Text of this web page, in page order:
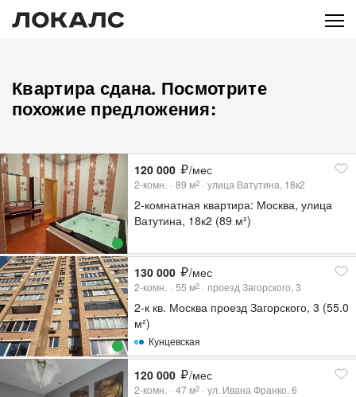
Квартира сдана. Посмотрите
похожие предложения:
120 000 /мес
2-комн. 89 м2 улица Ватутина, 18к2
2-комнатная квартира: Москва, улица
Ватутина, 18к2 (89 м²)
130 000 /мес
2-комн. 55 м2 проезд Загорского, 3
2-к кв. Москва проезд Загорского, 3 (55.0
м²)
Кунцевская
120 000 /мес
2-комн. 47 м2 ул. Ивана Франко, 6